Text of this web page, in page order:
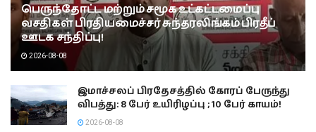
பெருந்தோட்ட மற்றும் சமூக உட்கட்டமைப்பு
வசதிகள் பிரதியமைச்சர் சுந்தரலிங்கம் பிரதீப்
ஊடக சந்திப்பு!
2026-08-08
இமாச்சலப் பிரதேசத்தில் கோரப் பேருந்து
விபத்து: 8 பேர் உயிரிழப்பு ; 10 பேர் காயம்!
2026-08-08